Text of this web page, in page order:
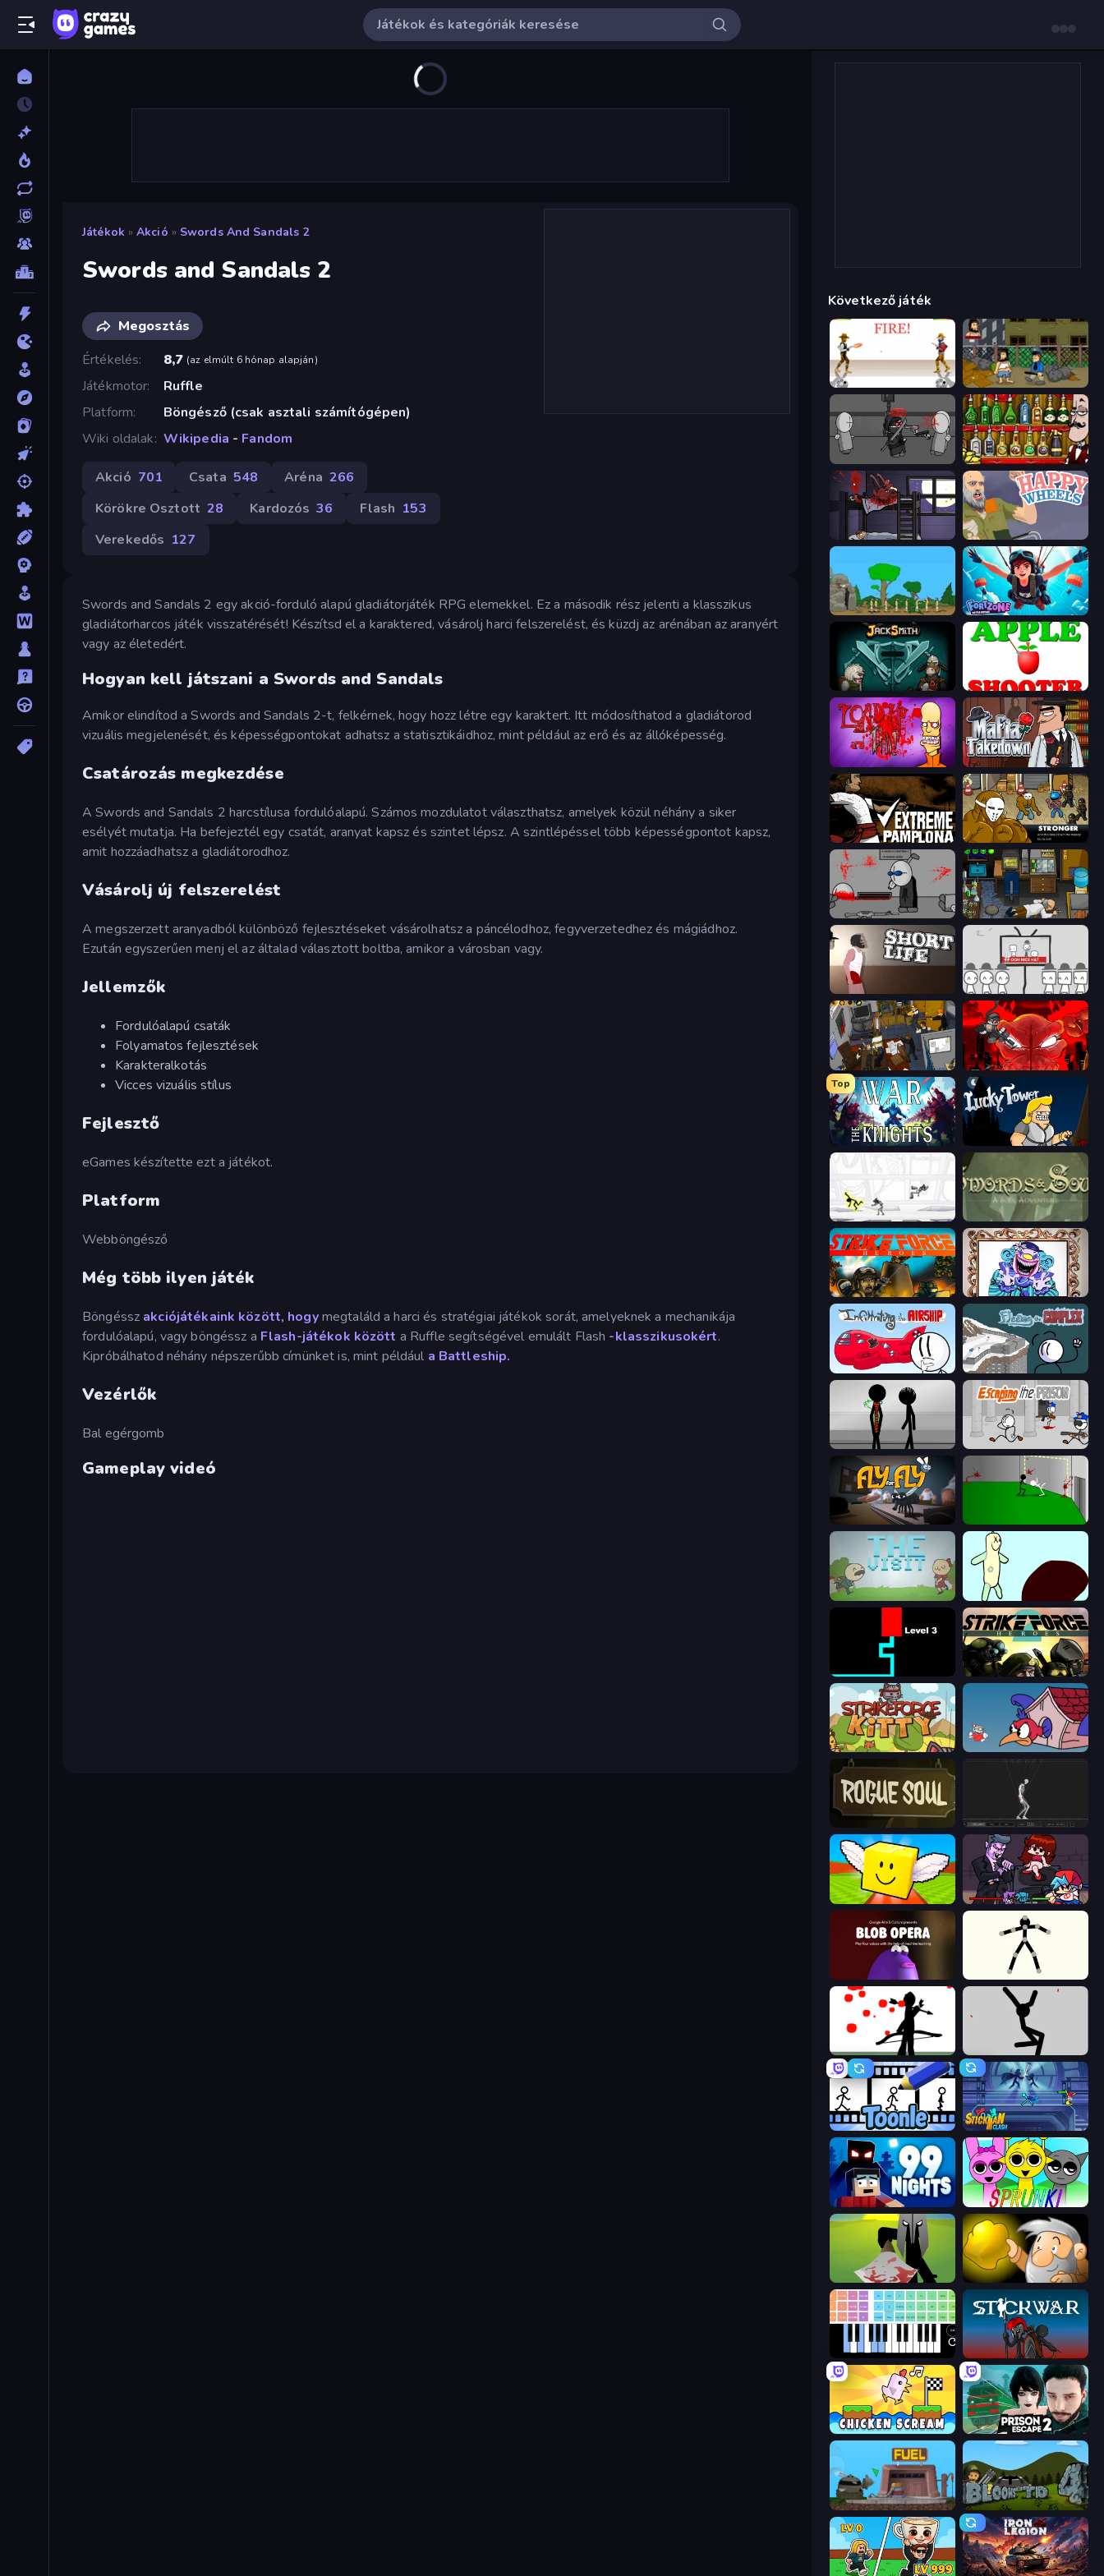
Játékok » Akció » Swords And Sandals 2
Swords and Sandals 2
Megosztás
Értékelés
8,7 (az elmúlt 6 hónap alapján)
Játékmotor
Ruffle
Platform
Böngésző (csak asztali számítógépen)
Wiki oldalak Wikipedia - Fandom
Akció 701 Csata 548 Aréna 266
Körökre Osztott 28 Kardozós 36 Flash 153
Verekedős 127
Swords and Sandals 2 egy akció-forduló alapú gladiátorjáték RPG elemekkel. Ez a második rész jelenti a klasszikus
gladiátorharcos játék visszatérését! Készítsd el a karaktered, vásárolj harci felszerelést, és küzdj az arénában az aranyért
vagy az életedért.
Hogyan kell játszani a Swords and Sandals
Amikor elindítod a Swords and Sandals 2-t, felkérnek, hogy hozz létre egy karaktert. Itt módosíthatod a gladiátorod
vizuális megjelenését, és képességpontokat adhatsz a statisztikáidhoz, mint például az erő és az állóképesség.
Csatározás megkezdése
A Swords and Sandals 2 harcstílusa fordulóalapú. Számos mozdulatot választhatsz, amelyek közül néhány a siker
esélyét mutatja. Ha befejeztél egy csatát, aranyat kapsz és szintet lépsz. A szintlépéssel több képességpontot kapsz,
amit hozzáadhatsz a gladiátorodhoz.
Vásárolj új felszerelést
A megszerzett aranyadból különböző fejlesztéseket vásárolhatsz a páncélodhoz, fegyverzetedhez és mágiádhoz.
Ezután egyszerűen menj el az általad választott boltba, amikor a városban vagy.
Jellemzők
Fordulóalapú csaták
Folyamatos fejlesztések
Karakteralkotás
Vicces vizuális stílus
Fejlesztő
eGames készítette ezt a játékot.
Platform
Webböngésző
Még több ilyen játék
Böngéssz akciójátékaink között, hogymegtaláld a harci és stratégiai játékok sorát, amelyeknek a mechanikája
fordulóalapú, vagy böngéssz a Flash-játékok között a Ruffle segítségével emulált Flash -klasszikusokért.
Kipróbálhatod néhány népszerűbb címünket is, mint például a Battleship.
Vezérlők
Bal egérgomb
Gameplay videó
Következő játék
Gunblood Hobo
Madness Project Nexus Bartender The Right Mix
The Visitor Happy Wheels
Age Of War Fortzone Battle Royale
Jacksmith Apple Shooter
Load Up and Kill Mafia Takedown
Extreme Pamplona Crazy Flasher 3
Madness Deathwish Foreign Creature
Short Life We Become What We Behold
Foreign Creature 2 Madness Accelerant
Top
War the Knights Lucky Tower
Electric Man Swords & Souls
Strike Force Heroes Exhibit of Sorrows
Infiltrating the Airship Fleeing the Complex
Stick Figure Penalty 2 Escaping the Prison
Fly for Fly
The Visit Doodieman Voodoo
Scary Maze Strike Force Heroes 2
StrikeForce Kitty Cuphead
Rogue Soul 2 Skeleton Simulator
Lucky Brainrot Blocks Online Friday Night Funkin'
Blob Opera Stick Animator
Bowman
Toonle Stickman Clash
99 Nights (Bloxd.io) Sprunki
Kill The Spartan Gold Miner
Virtual Online Piano Stick War
Chicken Scream Prison Escape 2
Motherload Bloons Tower Defense 4